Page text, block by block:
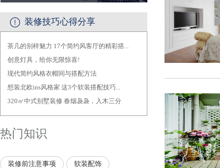
装修技巧心得分享
茶几的别样魅力 17个简约风客厅的精彩搭...
创意灯具，给你无限惊喜!
现代简约风格衣帽间与搭配方法
想装北欧ins风格家 这3个软装搭配技巧...
320㎡中式别墅装修 春烟袅袅，入木三分
热门知识
装修前注意事项 软装配饰